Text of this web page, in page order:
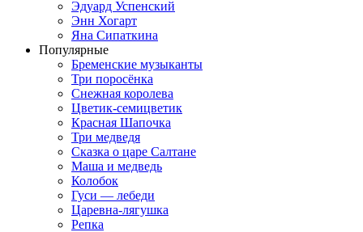
Эдуард Успенский
Энн Хогарт
Яна Сипаткина
Популярные
Бременские музыканты
Три поросёнка
Снежная королева
Цветик-семицветик
Красная Шапочка
Три медведя
Сказка о царе Салтане
Маша и медведь
Колобок
Гуси — лебеди
Царевна-лягушка
Репка